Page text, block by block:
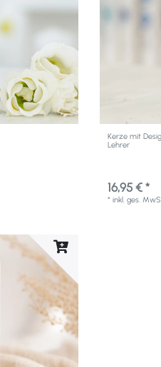
Kerze mit
Lehrer
16,95 € *
*inkl. ges.